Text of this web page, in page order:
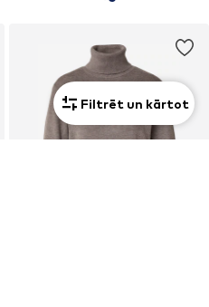
Filtrēt un kārtot